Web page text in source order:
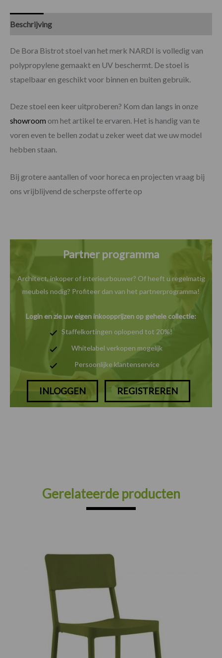
Beschrijving
De Bora Bistrot stoel van het merk NARDI is volledig van
polypropylene gemaakt en UV beschermt. De stoel is
stapelbaar en geschikt voor binnen en buiten gebruik.
Deze stoel een keer uitproberen? Kom dan langs in onze
showroom om het artikel te ervaren. Het is handig van te
voren even te bellen zodat u zeker weet dat we uw model
hebben staan.
Bij grotere aantallen of voor horeca en projecten vraag bij
ons vrijblijvend de scherpste offerte op
Partner programma
Architect, inkoper of interieurbouwer? Of heeft u regelmatig
meubels nodig? Profiteer dan van het partnerprogramma!
Login en zie uw eigen inkoopprijzen op gehele collectie:
Staffelkortingen oplopend tot 20%!
Whitelabel verkopen mogelijk
Persoonlijke klantenservice
INLOGGEN REGISTREREN
Gerelateerde producten